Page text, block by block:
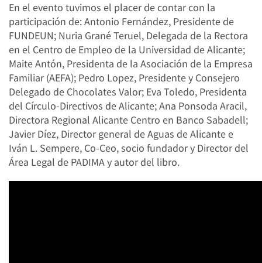
En el evento tuvimos el placer de contar con la
participación de: Antonio Fernández, Presidente de
FUNDEUN; Nuria Grané Teruel, Delegada de la Rectora
en el Centro de Empleo de la Universidad de Alicante;
Maite Antón, Presidenta de la Asociación de la Empresa
Familiar (AEFA); Pedro Lopez, Presidente y Consejero
Delegado de Chocolates Valor; Eva Toledo, Presidenta
del Círculo-Directivos de Alicante; Ana Ponsoda Aracil,
Directora Regional Alicante Centro en Banco Sabadell;
Javier Díez, Director general de Aguas de Alicante e
Iván L. Sempere, Co-Ceo, socio fundador y Director del
Área Legal de PADIMA y autor del libro.